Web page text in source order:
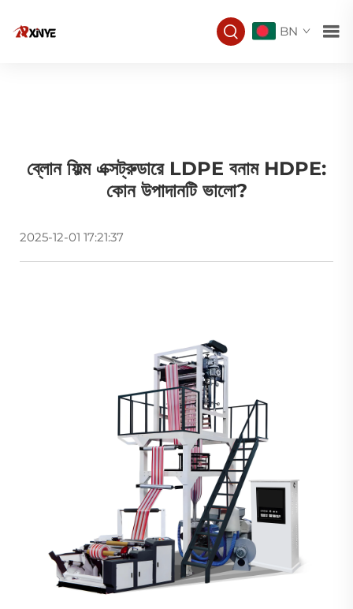
BN
ব্লোন ফিল্ম এক্সট্রুডারে LDPE বনাম HDPE:
কোন উপাদানটি ভালো?
2025-12-01 17:21:37